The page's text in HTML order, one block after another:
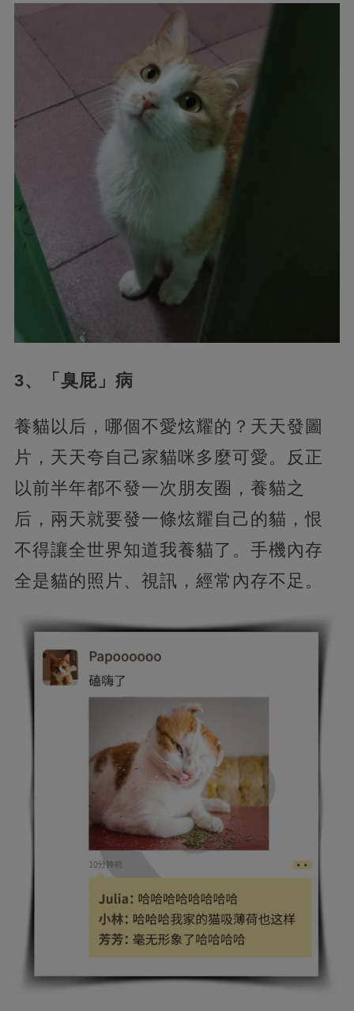
3、「臭屁」病
養貓以后，哪個不愛炫耀的？天天發圖
片，天天夸自己家貓咪多麼可愛。反正
以前半年都不發一次朋友圈，養貓之
后，兩天就要發一條炫耀自己的貓，恨
不得讓全世界知道我養貓了。手機內存
全是貓的照片、視訊，經常內存不足。